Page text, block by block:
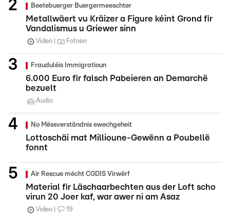
Beetebuerger Buergermeeschter
Metallwäert vu Kräizer a Figure kéint Grond fir
Vandalismus u Griewer sinn
Video Fotoen
Frauduléis Immigratioun
6.000 Euro fir falsch Pabeieren an Demarchë
bezuelt
Audio
No Mëssverständnis ewechgeheit
Lottoschäi mat Millioune-Gewënn a Poubellë
fonnt
Air Rescue mécht CGDIS Virwërf
Material fir Läschaarbechten aus der Loft scho
virun 20 Joer kaf, war awer ni am Asaz
Video 19